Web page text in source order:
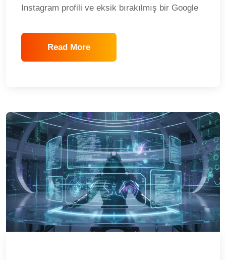
Instagram profili ve eksik bırakılmış bir Google
Read More